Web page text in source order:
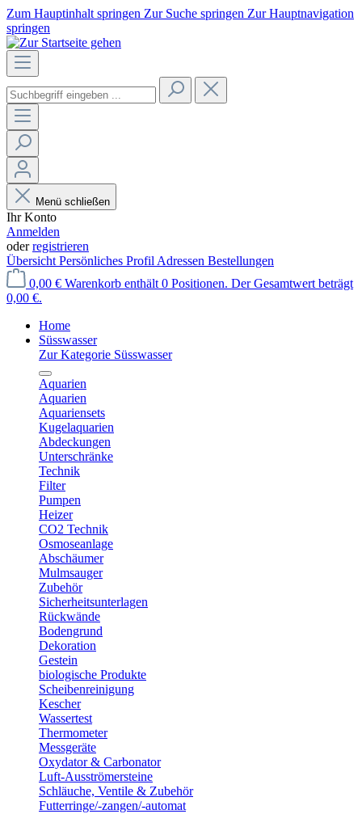
Zum Hauptinhalt springen Zur Suche springen Zur Hauptnavigation
springen
Menü schließen
Ihr Konto
Anmelden
oderregistrieren
Übersicht Persönliches Profil Adressen Bestellungen
0,00 € Warenkorb enthält 0 Positionen. Der Gesamtwert beträgt
0,00 €.
Home
Süsswasser
Zur Kategorie Süsswasser
Aquarien
Aquarien
Aquariensets
Kugelaquarien
Abdeckungen
Unterschränke
Technik
Filter
Pumpen
Heizer
CO2 Technik
Osmoseanlage
Abschäumer
Mulmsauger
Zubehör
Sicherheitsunterlagen
Rückwände
Bodengrund
Dekoration
Gestein
biologische Produkte
Scheibenreinigung
Kescher
Wassertest
Thermometer
Messgeräte
Oxydator & Carbonator
Luft-Ausströmersteine
Schläuche, Ventile & Zubehör
Futterringe/-zangen/-automat